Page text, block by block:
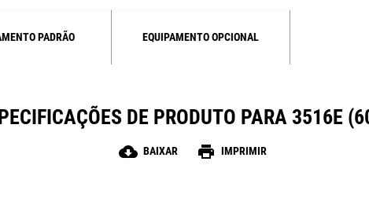
PADRÃO EQUIPAMENTO OPCIONAL
DE PRODUTO PARA 3516E
cloud_download BAIXAR print IMPRIMIR